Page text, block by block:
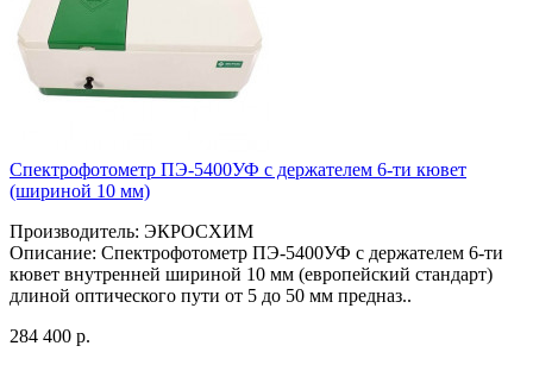
Спектрофотометр ПЭ-5400УФ с держателем 6-ти кювет
(шириной 10 мм)
Производитель: ЭКРОСХИМ
Описание: Спектрофотометр ПЭ-5400УФ с держателем 6-ти
кювет внутренней шириной 10 мм (европейский стандарт)
длиной оптического пути от 5 до 50 мм предназ..
284 400 р.